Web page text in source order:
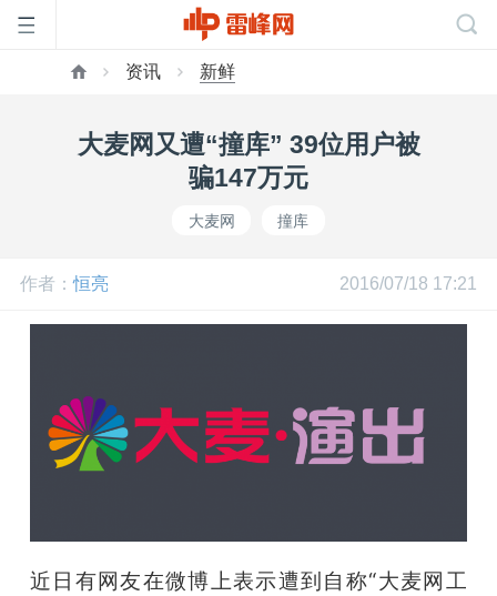
公
资讯 新鲜
大麦网又遭“撞库” 39位用户被
骗147万元
大麦网 撞库
作者：恒亮 2016/07/18 17:21
近日有网友在微博上表示遭到自称“大麦网工